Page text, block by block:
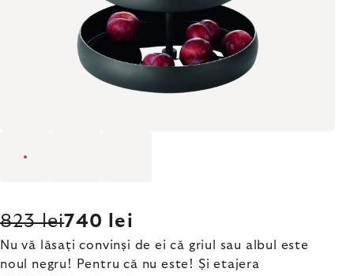
823 lei740 lei
Nu vă lăsați convinși de ei că griul sau albul este
noul negru! Pentru că nu este! Și etajera